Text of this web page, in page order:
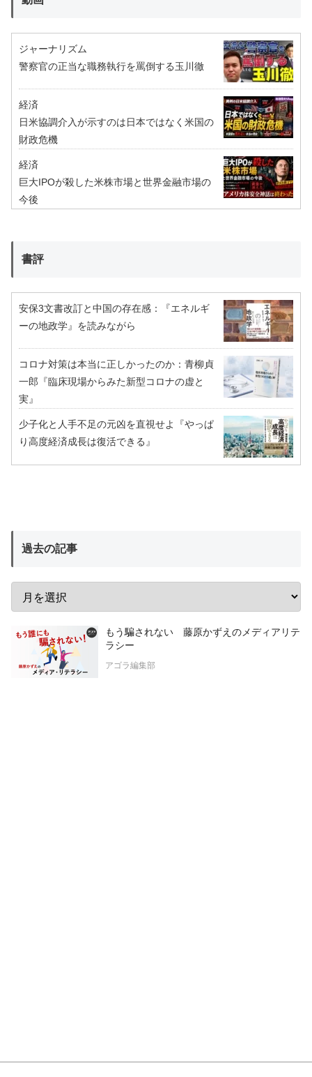
ジャーナリズム
警察官の正当な職務執行を罵倒する玉川徹
経済
日米協調介入が示すのは日本ではなく米国の
財政危機
経済
巨大IPOが殺した米株市場と世界金融市場の
今後
書評
安保3文書改訂と中国の存在感：『エネルギ
ーの地政学』を読みながら
コロナ対策は本当に正しかったのか：青柳貞
一郎『臨床現場からみた新型コロナの虚と
実』
少子化と人手不足の元凶を直視せよ『やっぱ
り高度経済成長は復活できる』
過去の記事
もう騙されない 藤原かずえのメディアリテ
ラシー
アゴラ編集部